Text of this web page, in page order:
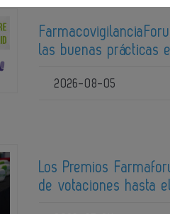
las buenas prácticas
2026-08-05
Los Premios
de votaciones hasta